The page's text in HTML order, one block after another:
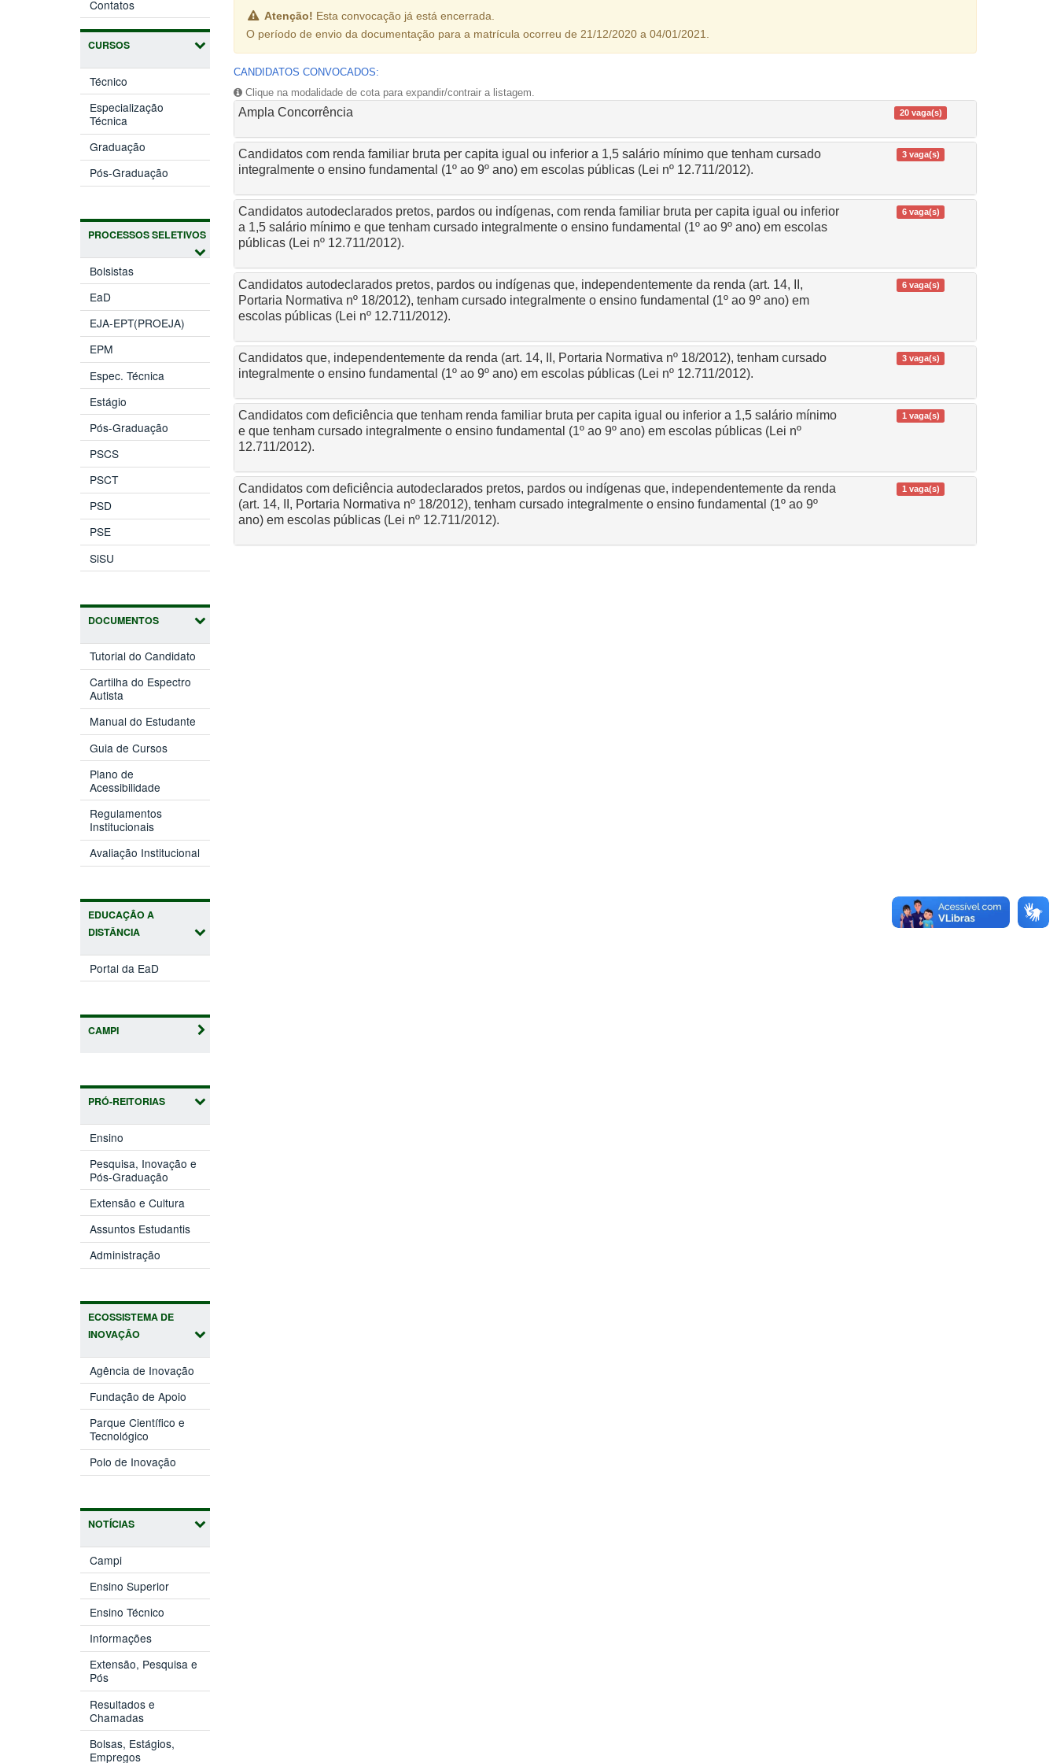
Contatos
CURSOS
Técnico
Especialização
Técnica
Graduação
Pós-Graduação
PROCESSOS SELETIVOS
Bolsistas
EaD
EJA-EPT(PROEJA)
EPM
Espec. Técnica
Estágio
Pós-Graduação
PSCS
PSCT
PSD
PSE
SiSU
DOCUMENTOS
Tutorial do Candidato
Cartilha do Espectro
Autista
Manual do Estudante
Guia de Cursos
Plano de
Acessibilidade
Regulamentos
Institucionais
Avaliação Institucional
EDUCAÇÃO A
DISTÂNCIA
Portal da EaD
CAMPI
PRÓ-REITORIAS
Ensino
em
nova
janela)
Pesquisa, Inovação e
Pós-Graduação (abre
em
nova
janela)
Extensão e Cultura
em
nova
janela)
Assuntos Estudantis(abre
em
janela)
Administração
em
ECOSSISTEMA DE
INOVAÇÃO
Agência de Inovação
em
janela)
Fundação de Apoio
em
Parque Científico e
Tecnológico
em
nova
janela)
Polo de Inovação
em
NOTÍCIAS
Campi
Ensino Superior
Ensino Técnico
Informações
Extensão, Pesquisa e
Pós
Resultados e
Chamadas
Bolsas, Estágios,
Empregos
Atenção! Esta convocação já está encerrada.
O período de envio da documentação para a matrícula ocorreu de 21/12/2020 a 04/01/2021.
CANDIDATOS CONVOCADOS:
Clique na modalidade de cota para expandir/contrair a listagem.
Ampla Concorrência 20 vaga(s)
Candidatos com renda familiar bruta per capita igual ou inferior a 1,5 salário mínimo que tenham cursado
integralmente o ensino fundamental (1º ao 9º ano) em escolas públicas (Lei nº 12.711/2012).
3 vaga(s)
Candidatos autodeclarados pretos, pardos ou indígenas, com renda familiar bruta per capita igual ou inferior
a 1,5 salário mínimo e que tenham cursado integralmente o ensino fundamental (1º ao 9º ano) em escolas
públicas (Lei nº 12.711/2012).
6 vaga(s)
Candidatos autodeclarados pretos, pardos ou indígenas que, independentemente da renda (art. 14, II,
Portaria Normativa nº 18/2012), tenham cursado integralmente o ensino fundamental (1º ao 9º ano) em
escolas públicas (Lei nº 12.711/2012).
6 vaga(s)
Candidatos que, independentemente da renda (art. 14, II, Portaria Normativa nº 18/2012), tenham cursado
integralmente o ensino fundamental (1º ao 9º ano) em escolas públicas (Lei nº 12.711/2012).
3 vaga(s)
Candidatos com deficiência que tenham renda familiar bruta per capita igual ou inferior a 1,5 salário mínimo
e que tenham cursado integralmente o ensino fundamental (1º ao 9º ano) em escolas públicas (Lei nº
12.711/2012).
1 vaga(s)
Candidatos com deficiência autodeclarados pretos, pardos ou indígenas que, independentemente da renda
(art. 14, II, Portaria Normativa nº 18/2012), tenham cursado integralmente o ensino fundamental (1º ao 9º
ano) em escolas públicas (Lei nº 12.711/2012).
1 vaga(s)